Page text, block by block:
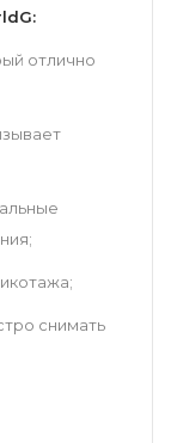
отлично
снимать